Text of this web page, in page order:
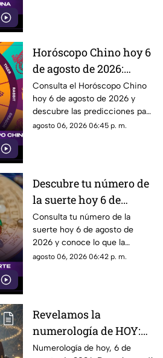
Horóscopo Chino hoy 6
de agosto de 2026:
predicciones para cada
signo del zodiaco chino
Consulta el Horóscopo Chino
hoy 6 de agosto de 2026 y
descubre las predicciones para
el amor, dinero, salud y trabajo.
agosto 06, 2026 06:45 p. m.
Descubre tu número de
la suerte hoy 6 de
agosto de 2026 según la
numerología y su
significado
Consulta tu número de la
suerte hoy 6 de agosto de
2026 y conoce lo que la
numerología revela para este
agosto 06, 2026 06:42 p. m.
Revelamos la
numerología de HOY:
Conoce el número de la
Numerología de hoy, 6 de